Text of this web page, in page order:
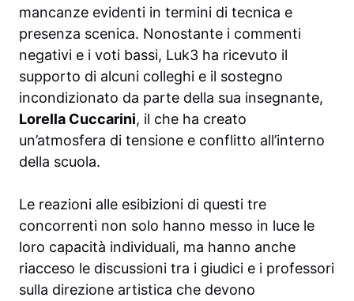
mancanze evidenti in termini di tecnica e
presenza scenica. Nonostante i commenti
negativi e i voti bassi, Luk3 ha ricevuto il
supporto di alcuni colleghi e il sostegno
incondizionato da parte della sua insegnante,
Lorella Cuccarini, il che ha creato
un’atmosfera di tensione e conflitto all’interno
della scuola.
Le reazioni alle esibizioni di questi tre
concorrenti non solo hanno messo in luce le
loro capacità individuali, ma hanno anche
riacceso le discussioni tra i giudici e i professori
sulla direzione artistica che devono